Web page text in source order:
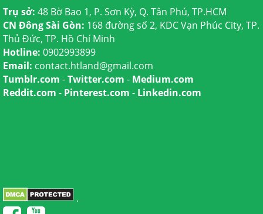
Trụ sở: 48 Bờ Bao 1, P. Sơn Kỳ, Q. Tân Phú, TP.HCM
CN Đông Sài Gòn: 168 đường số 2, KDC Vạn Phúc City, TP.
Thủ Đức, TP. Hồ Chí Minh
Hotline: 0902993899
Email: contact.htland@gmail.com
Tumblr.com -Twitter.com - Medium.com
Reddit.com - Pinterest.com - Linkedin.com
.